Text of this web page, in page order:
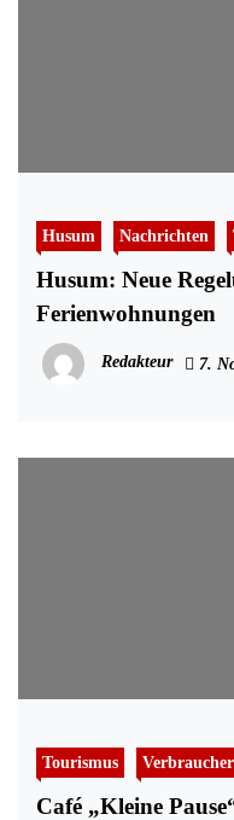
Husum Nachrichten
Husum: Neue
Ferienwohnungen
Redakteur 7.
Tourismus Verbraucher
Café „Kleine